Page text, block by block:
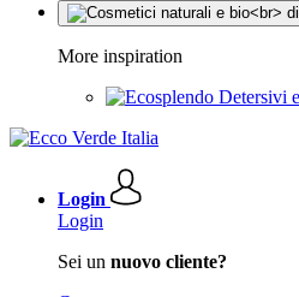
More inspiration
Detersivi
Login
Login
Sei un nuovo cliente?